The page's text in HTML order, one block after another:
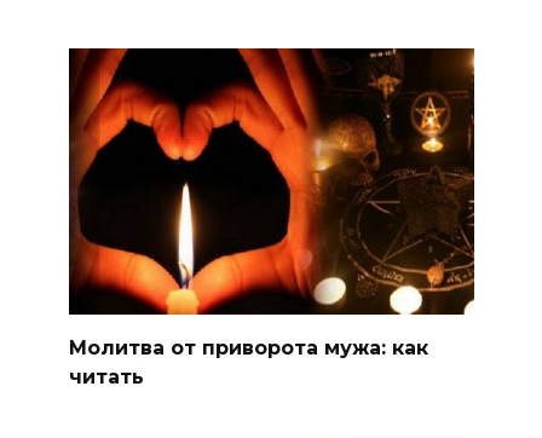
Молитва от приворота мужа: как
читать